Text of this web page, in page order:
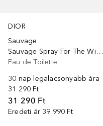
DIOR
Sauvage
Sauvage Spray For The Wild EDT - Limitált kiadás
Eau de Toilette
30 nap legalacsonyabb ára
31 290 Ft
31 290 Ft
Eredeti ár 39 990 Ft